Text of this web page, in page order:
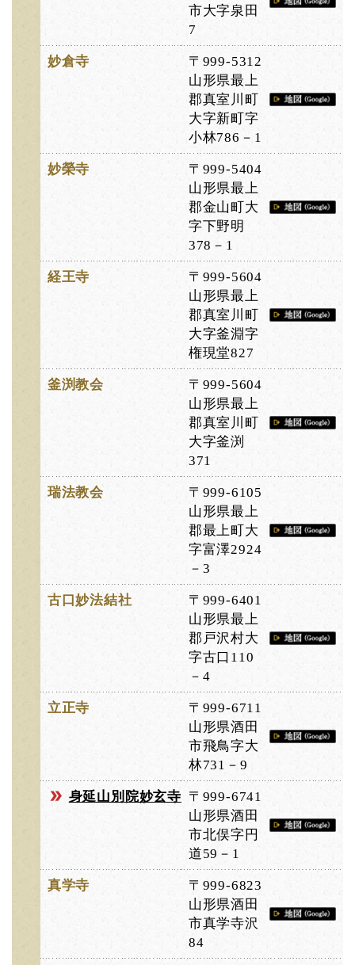
市大字泉田
7
妙倉寺
〒999-5312
山形県最上
郡真室川町
大字新町字
小林786－1
妙榮寺
〒999-5404
山形県最上
郡金山町大
字下野明
378－1
経王寺
〒999-5604
山形県最上
郡真室川町
大字釜淵字
権現堂827
釜渕教会
〒999-5604
山形県最上
郡真室川町
大字釜渕
371
瑞法教会
〒999-6105
山形県最上
郡最上町大
字富澤2924
－3
古口妙法結社
〒999-6401
山形県最上
郡戸沢村大
字古口110
－4
立正寺
〒999-6711
山形県酒田
市飛鳥字大
林731－9
身延山別院妙玄寺 〒999-6741
山形県酒田
市北俣字円
道59－1
真学寺
〒999-6823
山形県酒田
市真学寺沢
84